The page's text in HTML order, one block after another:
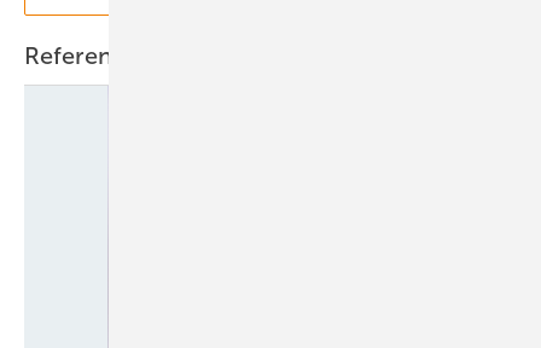
Referent & Moderation